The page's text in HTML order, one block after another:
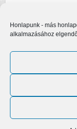
Honlapunk - más
alkalmazásához